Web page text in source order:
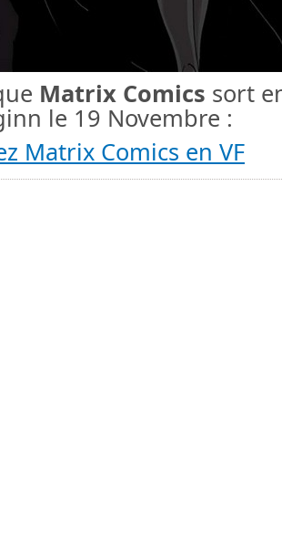
Matrix Comics sort
le 19 Novembre :
Matrix Comics en VF